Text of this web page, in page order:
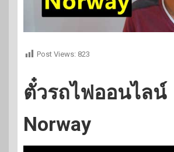
Post Views: 823
ตั๋วรถไฟออนไลน์
Norway